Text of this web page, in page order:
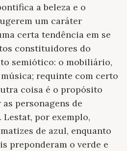
a beleza e o
um caráter
certa tendência em se
constituidores do
semiótico: o mobiliário,
requinte com certo
coisa é o propósito
personagens de
Lestat, por exemplo,
de azul, enquanto
preponderam o verde e